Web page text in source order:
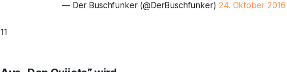
— Der Buschfunker (@DerBuschfunker) 24. Oktober 2016
11